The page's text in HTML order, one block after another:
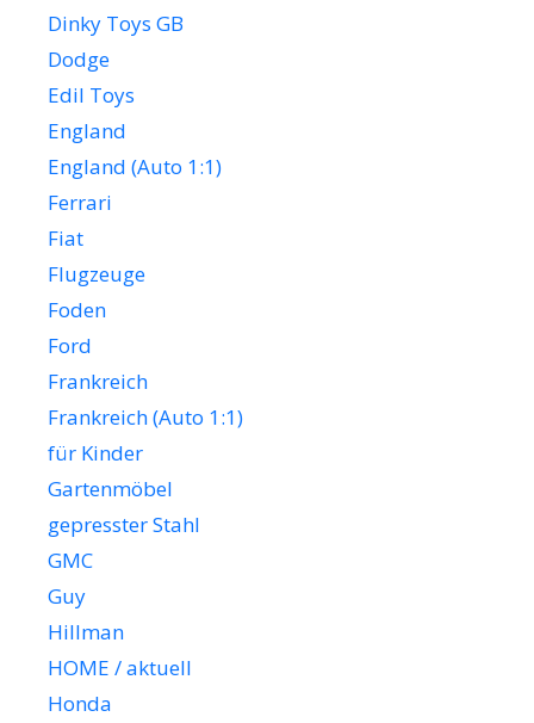
Dinky Toys GB
Dodge
Edil Toys
England
England (Auto 1:1)
Ferrari
Fiat
Flugzeuge
Foden
Ford
Frankreich
Frankreich (Auto 1:1)
für Kinder
Gartenmöbel
gepresster Stahl
GMC
Guy
Hillman
HOME / aktuell
Honda